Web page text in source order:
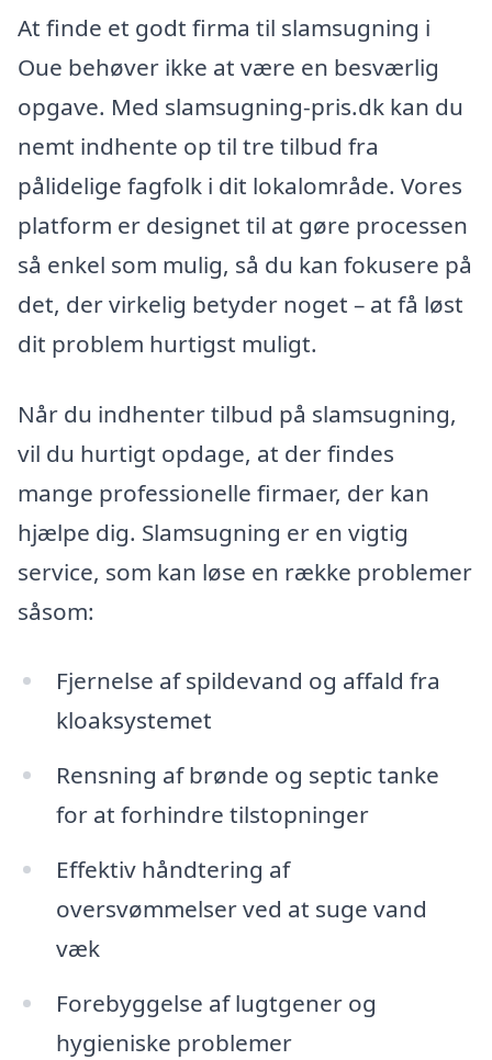
At finde et godt firma til slamsugning i
Oue behøver ikke at være en besværlig
opgave. Med slamsugning-pris.dk kan du
nemt indhente op til tre tilbud fra
pålidelige fagfolk i dit lokalområde. Vores
platform er designet til at gøre processen
så enkel som mulig, så du kan fokusere på
det, der virkelig betyder noget – at få løst
dit problem hurtigst muligt.
Når du indhenter tilbud på slamsugning,
vil du hurtigt opdage, at der findes
mange professionelle firmaer, der kan
hjælpe dig. Slamsugning er en vigtig
service, som kan løse en række problemer
såsom:
Fjernelse af spildevand og affald fra
kloaksystemet
Rensning af brønde og septic tanke
for at forhindre tilstopninger
Effektiv håndtering af
oversvømmelser ved at suge vand
væk
Forebyggelse af lugtgener og
hygieniske problemer